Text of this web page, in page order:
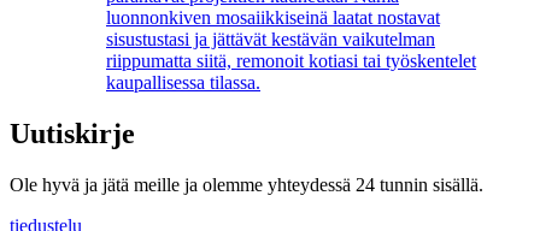
luonnonkiven mosaiikkiseinä laatat nostavat
sisustustasi ja jättävät kestävän vaikutelman
riippumatta siitä, remonoit kotiasi tai työskentelet
kaupallisessa tilassa.
Uutiskirje
Ole hyvä ja jätä meille ja olemme yhteydessä 24 tunnin sisällä.
tiedustelu